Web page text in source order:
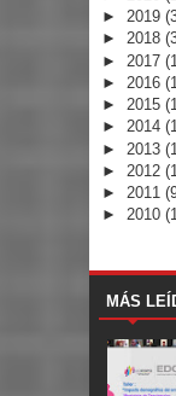
► 2019
► 2018
► 2017
► 2016
► 2015
► 2014
► 2013
► 2012
► 2011
► 2010
MÁS